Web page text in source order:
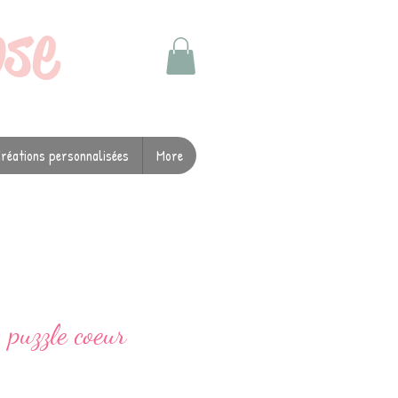
personnalisées More
coeur